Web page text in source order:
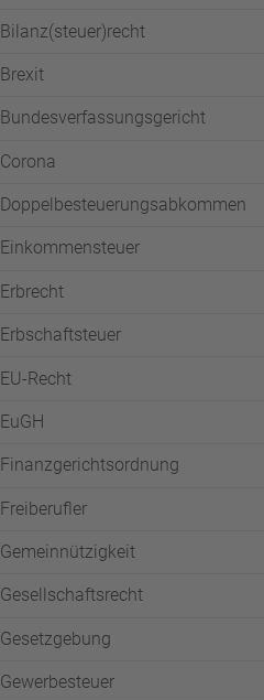
Bilanz(steuer)recht
Brexit
Bundesverfassungsgericht
Corona
Doppelbesteuerungsabkommen
Einkommensteuer
Erbrecht
Erbschaftsteuer
EU-Recht
EuGH
Finanzgerichtsordnung
Freiberufler
Gemeinnützigkeit
Gesellschaftsrecht
Gesetzgebung
Gewerbesteuer